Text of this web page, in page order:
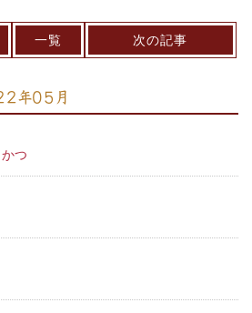
一覧 次の記事
年05月
つ